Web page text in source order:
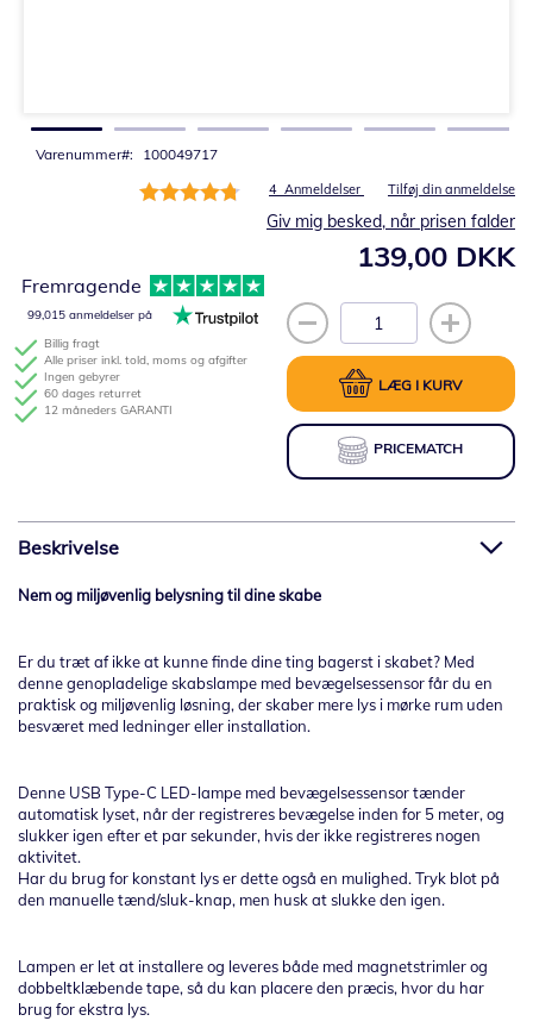
Varenummer 100049717
Bedømmelse:
4 Anmeldelser Tilføj din anmeldelse
139,00 DKK
Giv mig besked, når prisen falder
LÆG I KURV
PRICEMATCH
Billig fragt
Alle priser inkl. told, moms og afgifter
Ingen gebyrer
60 dages returret
12 måneders GARANTI
Fremragende
99,015 anmeldelser på
billedgalleriet
Beskrivelse
Nem og miljøvenlig belysning til dine skabe
Er du træt af ikke at kunne finde dine ting bagerst i skabet? Med
denne genopladelige skabslampe med bevægelsessensor får du en
praktisk og miljøvenlig løsning, der skaber mere lys i mørke rum uden
besværet med ledninger eller installation.
Denne USB Type-C LED-lampe med bevægelsessensor tænder
automatisk lyset, når der registreres bevægelse inden for 5 meter, og
slukker igen efter et par sekunder, hvis der ikke registreres nogen
aktivitet.
Har du brug for konstant lys er dette også en mulighed. Tryk blot på
den manuelle tænd/sluk-knap, men husk at slukke den igen.
Lampen er let at installere og leveres både med magnetstrimler og
dobbeltklæbende tape, så du kan placere den præcis, hvor du har
brug for ekstra lys.